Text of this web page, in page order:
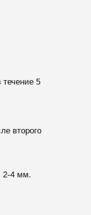
5
второго
2-4 мм.